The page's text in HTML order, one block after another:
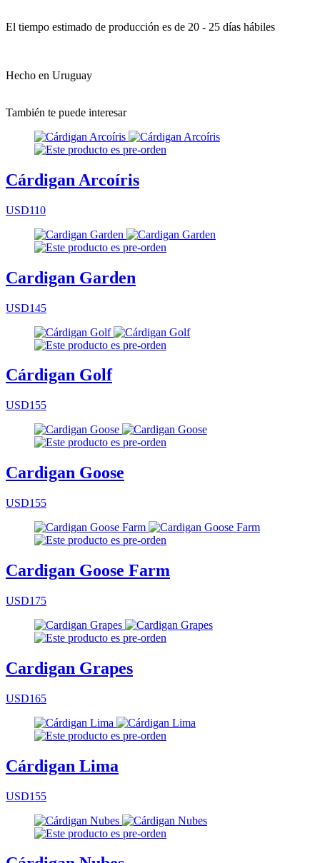
El tiempo estimado de producción es de 20 - 25 días hábiles
Hecho en Uruguay
También te puede interesar
Cárdigan Arcoíris
USD110
Cardigan Garden
USD145
Cárdigan Golf
USD155
Cardigan Goose
USD155
Cardigan Goose Farm
USD175
Cardigan Grapes
USD165
Cárdigan Lima
USD155